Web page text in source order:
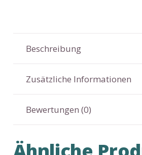
BLUE
BLOSSOM
Flow
Beschreibung
Zusätzliche Informationen
Bewertungen (0)